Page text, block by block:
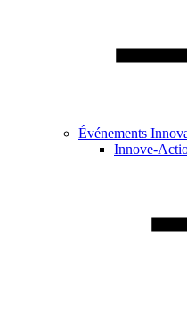
Événements
Innove-